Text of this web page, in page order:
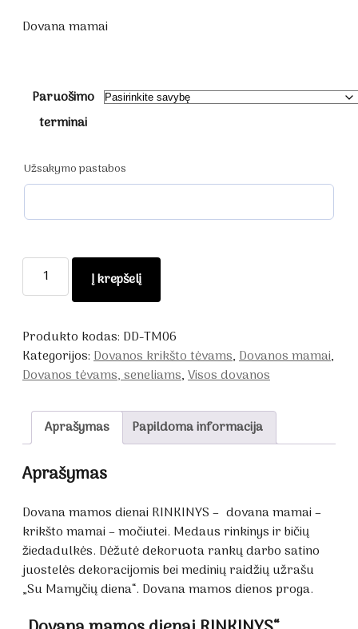
Dovana mamai
Paruošimo
terminai
Užsakymo pastabos
produkto
kiekis:
dienai
RINKINYS
Į krepšelį
Produkto kodas: DD-TM06
Kategorijos:Dovanos krikšto tėvams,Dovanos mamai,
Dovanos tėvams, seneliams,Visos dovanos
Aprašymas Papildoma informacija
Aprašymas
Dovana mamos dienai RINKINYS – dovana mamai –
krikšto mamai – močiutei. Medaus rinkinys ir bičių
žiedadulkės. Dėžutė dekoruota rankų darbo satino
juostelės dekoracijomis bei medinių raidžių užrašu
„Su Mamyčių diena“. Dovana mamos dienos proga.